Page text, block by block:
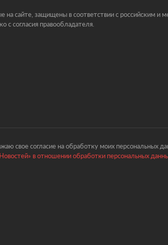
сайте, защищены в соответствии с российским
с согласия правообладателя.
свое согласие на обработку моих персональных
в отношении обработки персональных